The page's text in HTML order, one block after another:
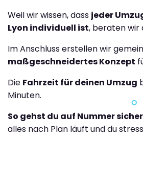
Weil wir wissen, dass jeder
Lyon individuell ist, beraten wir
Im Anschluss erstellen wir
maßgeschneidertes Konzept
Die Fahrzeit für deinen Umzug
Minuten.
So gehst du auf Nummer sicher
alles nach Plan läuft und du